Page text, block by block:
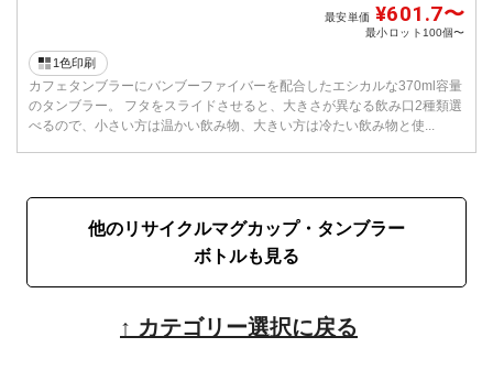
最安単価 ¥601.7〜
最小ロット100個〜
1色印刷
カフェタンブラーにバンブーファイバーを配合したエシカルな370ml容量
のタンブラー。 フタをスライドさせると、大きさが異なる飲み口2種類選
べるので、小さい方は温かい飲み物、大きい方は冷たい飲み物と使...
他のリサイクルマグカップ・タンブラー
ボトルも見る
↑ カテゴリー選択に戻る